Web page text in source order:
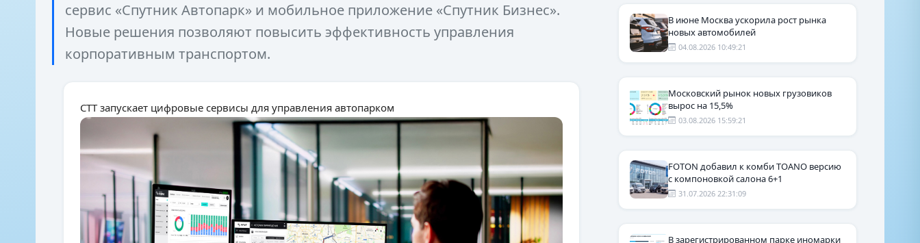
сервис «Спутник Автопарк» и мобильное приложение «Спутник Бизнес».
Новые решения позволяют повысить эффективность управления
корпоративным транспортом.
СТТ запускает цифровые сервисы для управления автопарком
В июне Москва ускорила рост рынка
новых автомобилей
04.08.2026 10:49:21
Московский рынок новых грузовиков
вырос на 15,5%
03.08.2026 15:59:21
FOTON добавил к комби TOANO версию
с компоновкой салона 6+1
31.07.2026 22:31:09
В зарегистрированном парке иномарки